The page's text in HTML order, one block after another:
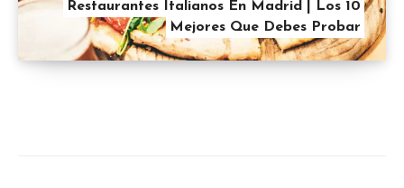
Restaurantes Italianos En Madrid | Los 10
Mejores Que Debes Probar